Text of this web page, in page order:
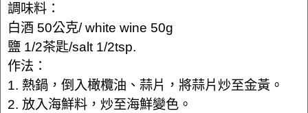
調味料：
白酒 50公克/ white wine 50g
鹽 1/2茶匙/salt 1/2tsp.
作法：
1. 熱鍋，倒入橄欖油、蒜片，將蒜片炒至金黃。
2. 放入海鮮料，炒至海鮮變色。